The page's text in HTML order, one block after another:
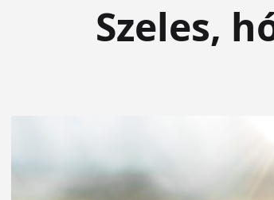
Szeles,